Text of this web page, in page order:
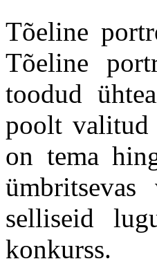
Tõeline
Tõeline
toodud
poolt valitud
on tema
selliseid
konkurss.